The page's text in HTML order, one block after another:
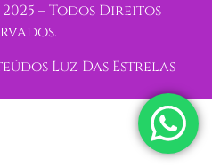
– Todos Direitos
Luz Das Estrelas